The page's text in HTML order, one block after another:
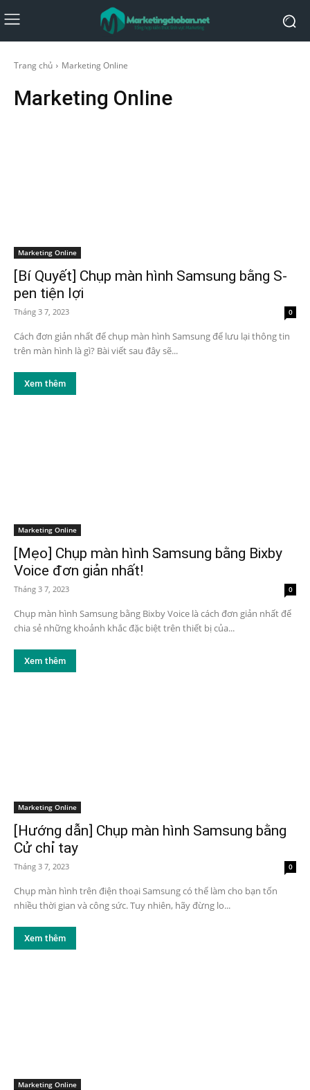
Trang chủ Marketing Online
Marketing Online
Marketing Online
[Bí Quyết] Chụp màn hình Samsung bằng S-
pen tiện lợi
Tháng 3 7, 2023 0
Cách đơn giản nhất để chụp màn hình Samsung để lưu lại thông tin
trên màn hình là gì? Bài viết sau đây sẽ...
Xem thêm
Marketing Online
[Mẹo] Chụp màn hình Samsung bằng Bixby
Voice đơn giản nhất!
Tháng 3 7, 2023 0
Chụp màn hình Samsung bằng Bixby Voice là cách đơn giản nhất để
chia sẻ những khoảnh khắc đặc biệt trên thiết bị của...
Xem thêm
Marketing Online
[Hướng dẫn] Chụp màn hình Samsung bằng
Cử chỉ tay
Tháng 3 7, 2023 0
Chụp màn hình trên điện thoại Samsung có thể làm cho bạn tốn
nhiều thời gian và công sức. Tuy nhiên, hãy đừng lo...
Xem thêm
Marketing Online